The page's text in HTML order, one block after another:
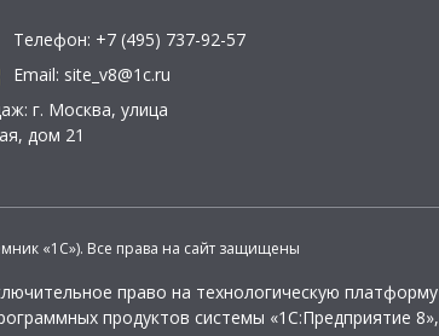
Телефон: +7 (495) 737-92-57
Email: site_v8@1c.ru
г. Москва, улица
дом 21
«1С»). Все права на сайт защищены
право на технологическую платформу
продуктов системы «1С:Предприятие 8»,